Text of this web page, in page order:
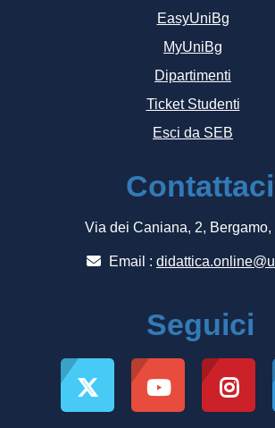
EasyUniBg
MyUniBg
Dipartimenti
Ticket Studenti
Esci da SEB
Contattaci
Via dei Caniana, 2, Bergamo,
Email :
Seguici